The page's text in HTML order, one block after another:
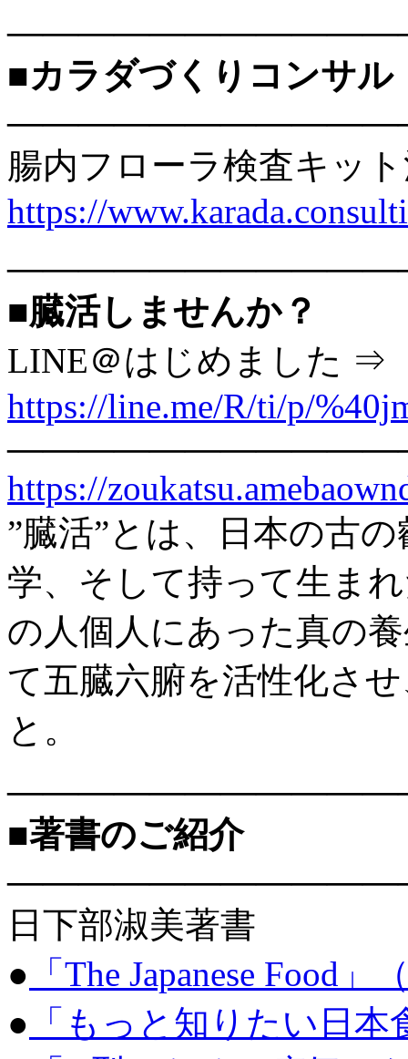
■カラダづくりコンサル
腸内フローラ検査キッ
https://
■臓活しませんか？
LINE＠はじめました ⇒
https://line.me/R/ti/p/
https://
”臓活”とは、日本の古
学、そして持って生ま
の人個人にあった真の
て五臓六腑を活性化さ
と。
■著書のご紹介
日下部淑美著書
● 「The Japanese Food
● 「もっと知りたい日